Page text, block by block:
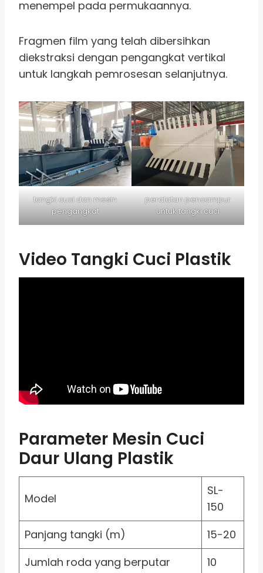
menempel pada permukaannya.
Fragmen film yang telah dibersihkan
diekstraksi dengan pengangkat vertikal
untuk langkah pemrosesan selanjutnya.
tangki cuci dan mesin
pengangkat
peralatan pencampur
untuk tangki cuci
Video Tangki Cuci Plastik
Parameter Mesin Cuci
Daur Ulang Plastik
Model
SL-
150
Panjang tangki (m)
15-20
Jumlah roda yang berputar
10